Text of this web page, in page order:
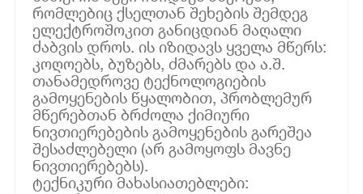
რომლებიც ქსელთან შეხების შემდეგ
ელექტროშოკით განიცდიან მაღალი
ძაბვის დროს. ის იზიდავს ყველა მწერს:
კოღოებს, ბუზებს, ძმარებს და ა.შ.
თანამედროვე ტექნოლოგიების
გამოყენების წყალობით, პრობლემურ
მწერებთან ბრძოლა ქიმიური
ნივთიერებების გამოყენების გარეშეა
შესაძლებელი (არ გამოყოფს მავნე
ნივთიერებებს).
ტექნიკური მახასიათებლები: